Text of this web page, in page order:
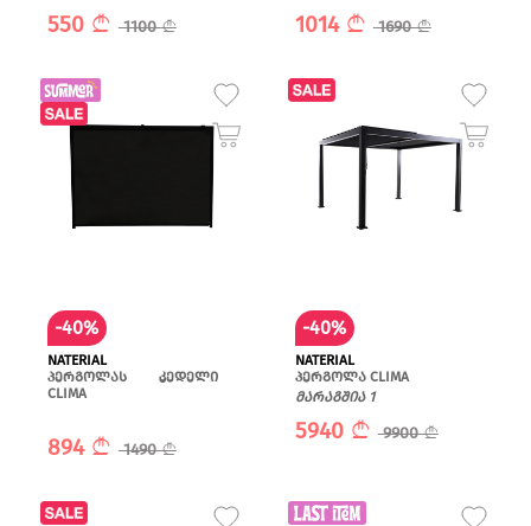
550 1100 1014 1690
-40%
NATERIAL
პერგოლას კედელი
CLIMA
894 1490
-40%
NATERIAL
პერგოლა CLIMA
მარაგშია 1
5940 9900